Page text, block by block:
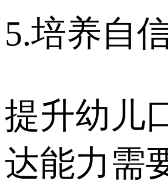
5.培养自
提升幼儿
达能力需